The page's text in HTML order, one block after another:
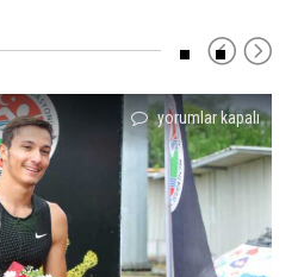
Sporcumuz
Miktat
Sevler’den
Rekor
için
yorumlar kapalı
Balkan
Şampiyonası’nda
Sporcularımızdan
Başarılı
Sonuçlar!
için
yorumlar kapalı
Atletizm
Takımımız
Kadınlarda
ve
Erkeklerde
İkinci
yorumlar kapalı
Alperen
Karahan’dan
Avrupa
Barajı!
yorumlar kapalı
Leyla
Gençay’dan
Atletizm’de
Önemli
Derece!
için
yorumlar kapalı
Yasemin
Can
Avrupa
Salon
Şampiyonası’nda
Finalde!
yorumlar kapalı